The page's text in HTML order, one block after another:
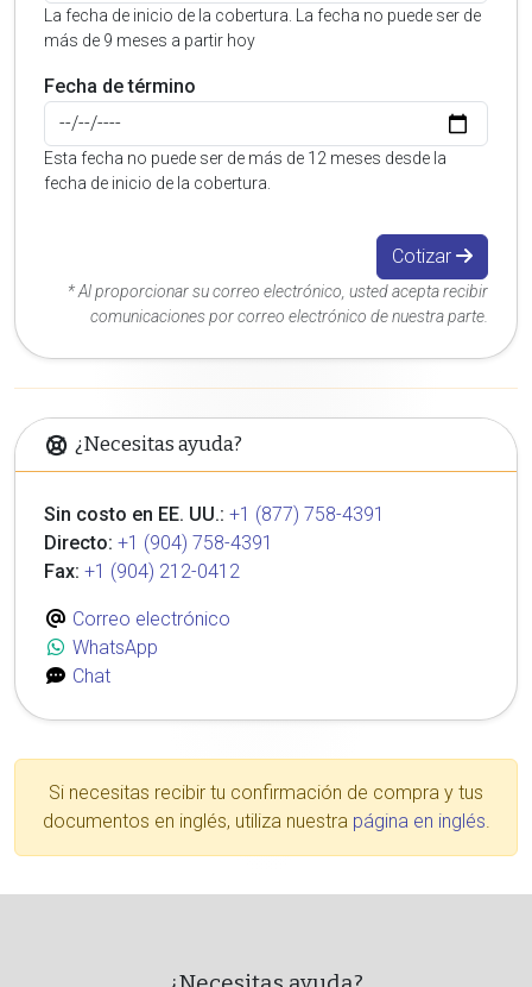
La fecha de inicio de la cobertura. La fecha no puede ser de
más de 9 meses a partir hoy
Fecha de término
Esta fecha no puede ser de más de 12 meses desde la
fecha de inicio de la cobertura.
Cotizar
* Al proporcionar su correo electrónico, usted acepta recibir
comunicaciones por correo electrónico de nuestra parte.
¿Necesitas ayuda?
Sin costo en EE. UU.: +1 (877) 758-4391
Directo: +1 (904) 758-4391
Fax: +1 (904) 212-0412
Correo electrónico
WhatsApp
Chat
Si necesitas recibir tu confirmación de compra y tus
documentos en inglés, utiliza nuestra página en inglés.